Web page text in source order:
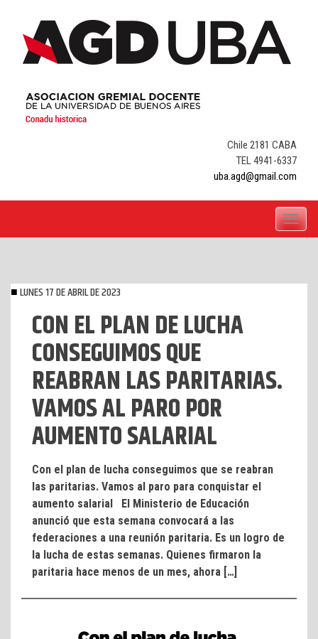
content
Chile 2181 CABA
TEL 4941-6337
uba.agd@gmail.com
Toggle
LUNES 17 DE ABRIL DE 2023
CON EL PLAN DE LUCHA
CONSEGUIMOS QUE
REABRAN LAS PARITARIAS.
VAMOS AL PARO POR
AUMENTO SALARIAL
Con el plan de lucha conseguimos que se reabran
las paritarias. Vamos al paro para conquistar el
aumento salarial El Ministerio de Educación
anunció que esta semana convocará a las
federaciones a una reunión paritaria. Es un logro de
la lucha de estas semanas. Quienes firmaron la
paritaria hace menos de un mes, ahora […]